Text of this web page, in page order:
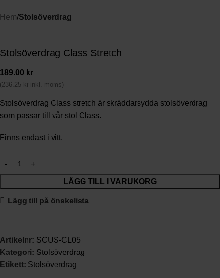
Hem Stolsöverdrag
Stolsöverdrag Class Stretch
189.00 kr
(236.25 kr inkl. moms)
Stolsöverdrag Class stretch är skräddarsydda stolsöverdrag
som passar till vår stol Class.
Finns endast i vitt.
LÄGG TILL I VARUKORG
Lägg till på önskelista
Artikelnr: SCUS-CL05
Kategori: Stolsöverdrag
Etikett: Stolsöverdrag